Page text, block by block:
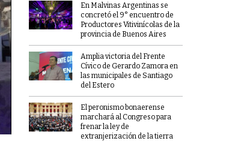
En Malvinas Argentinas se
concretó el 9° encuentro de
Productores Vitivinícolas de la
provincia de Buenos Aires
Amplia victoria del Frente
Cívico de Gerardo Zamora en
las municipales de Santiago
del Estero
El peronismo bonaerense
marchará al Congreso para
frenar la ley de
extranjerización de la tierra